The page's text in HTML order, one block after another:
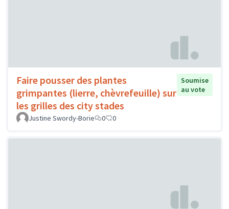
Faire pousser des plantes
grimpantes (lierre, chèvrefeuille) sur
les grilles des city stades
Soumise
au vote
Justine Swordy-Borie 0 0